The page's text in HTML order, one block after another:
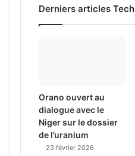
Derniers articles Tech
Orano ouvert au
dialogue avec le
Niger sur le dossier
de l’uranium
23 février 2026